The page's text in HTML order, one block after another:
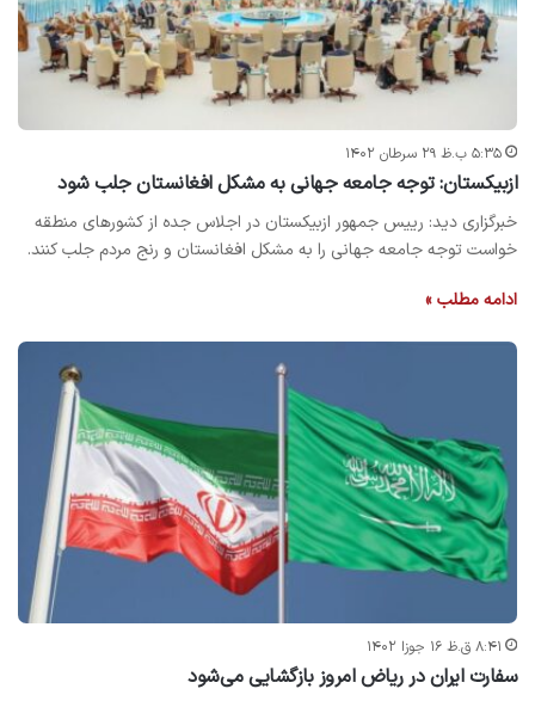
۵:۳۵ ب.ظ ۲۹ سرطان ۱۴۰۲
ازبیکستان: توجه جامعه جهانی به مشکل افغانستان جلب شود
خبرگزاری دید: رییس جمهور ازبیکستان در اجلاس جده از کشورهای منطقه
خواست توجه جامعه جهانی را به مشکل افغانستان و رنج مردم جلب کنند.
ادامه مطلب »
۸:۴۱ ق.ظ ۱۶ جوزا ۱۴۰۲
سفارت ایران در ریاض امروز بازگشایی می‌شود